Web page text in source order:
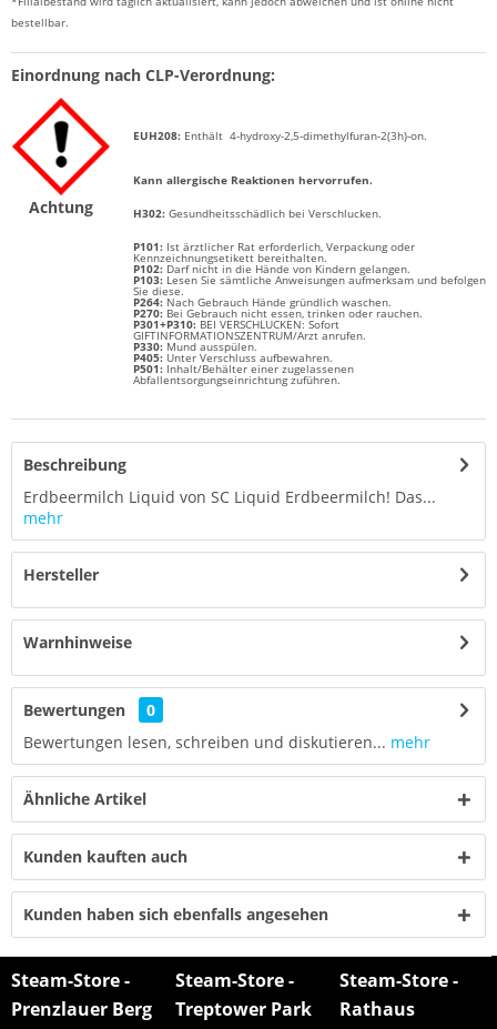
bestellbar.
Einordnung nach CLP-Verordnung:
Achtung
EUH208: Enthält 4-hydroxy-2,5-dimethylfuran-2(3h)-on.
Kann allergische Reaktionen hervorrufen.
H302: Gesundheitsschädlich bei Verschlucken.
P101: Ist ärztlicher Rat erforderlich, Verpackung oder
Kennzeichnungsetikett bereithalten.
P102: Darf nicht in die Hände von Kindern gelangen.
P103: Lesen Sie sämtliche Anweisungen aufmerksam und befolgen
Sie diese.
P264: Nach Gebrauch Hände gründlich waschen.
P270: Bei Gebrauch nicht essen, trinken oder rauchen.
P301+P310: BEI VERSCHLUCKEN: Sofort
GIFTINFORMATIONSZENTRUM/Arzt anrufen.
P330: Mund ausspülen.
P405: Unter Verschluss aufbewahren.
P501: Inhalt/Behälter einer zugelassenen
Abfallentsorgungseinrichtung zuführen.
Beschreibung
Erdbeermilch Liquid von SC Liquid Erdbeermilch! Das...
mehr
Hersteller
Warnhinweise
Bewertungen
0
Bewertungen lesen, schreiben und diskutieren... mehr
Ähnliche Artikel
Kunden kauften auch
Kunden haben sich ebenfalls angesehen
Steam-Store -
Prenzlauer Berg
Steam-Store -
Treptower Park
Steam-Store -
Rathaus